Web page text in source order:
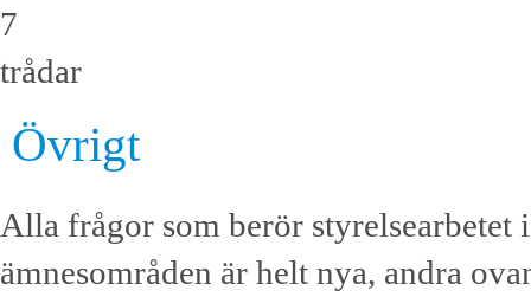
7
trådar
Övrigt
Alla frågor som berör styrelsearbetet
ämnesområden är helt nya, andra